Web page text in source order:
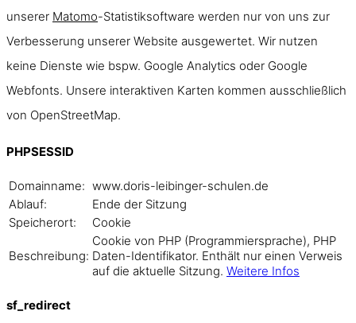
unserer Matomo-Statistiksoftware werden nur von uns zur
Verbesserung unserer Website ausgewertet. Wir nutzen
keine Dienste wie bspw. Google Analytics oder Google
Webfonts. Unsere interaktiven Karten kommen ausschließlich
von OpenStreetMap.
PHPSESSID
Domainname: www.doris-leibinger-schulen.de
Ablauf:
Ende der Sitzung
Speicherort:
Cookie
Beschreibung:
Cookie von PHP (Programmiersprache), PHP
Daten-Identifikator. Enthält nur einen Verweis
auf die aktuelle Sitzung. Weitere Infos
sf_redirect